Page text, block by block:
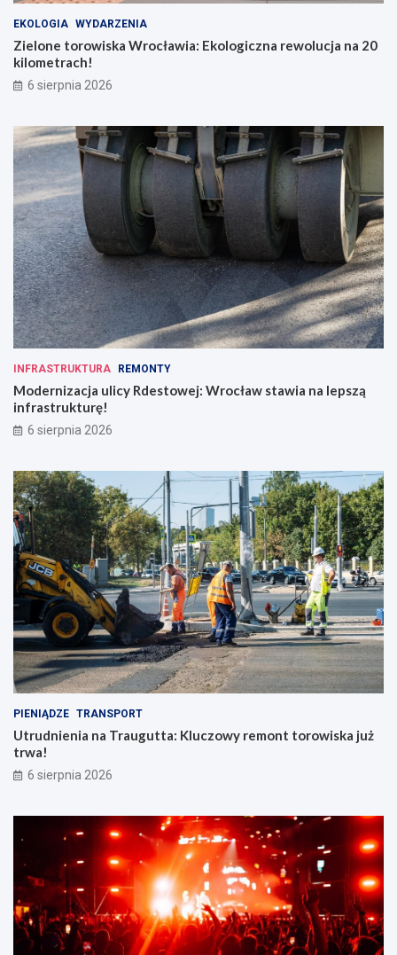
EKOLOGIA WYDARZENIA
Zielone torowiska Wrocławia: Ekologiczna rewolucja na 20
kilometrach!
6 sierpnia 2026
INFRASTRUKTURA REMONTY
Modernizacja ulicy Rdestowej: Wrocław stawia na lepszą
infrastrukturę!
6 sierpnia 2026
PIENIĄDZE TRANSPORT
Utrudnienia na Traugutta: Kluczowy remont torowiska już
trwa!
6 sierpnia 2026